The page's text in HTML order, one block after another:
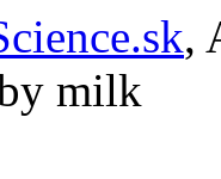
,
milk